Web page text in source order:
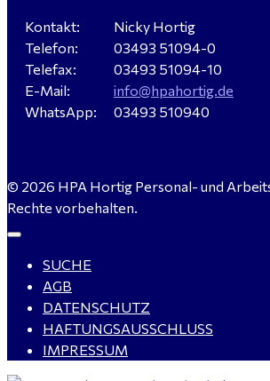
Verkäufer / Fachberater (m/w/d) -
für Dessau-Roßlau gesucht
gesucht - ab 4.500,00 €
WIG-Schweißer / Vorrichter (m/w/d)
Rohrleitungsbau - Tagschicht - Leuna
Kontakt:
Telefon:
Telefax:
E-Mail:
WhatsApp:
Nicky Hortig
03493 51094-0
03493 51094-10
info@hpahortig.de
03493 510940
© 2026 HPA Hortig Personal- und
Rechte vorbehalten.
SUCHE
AGB
DATENSCHUTZ
HAFTUNGSAUSSCHLUSS
IMPRESSUM